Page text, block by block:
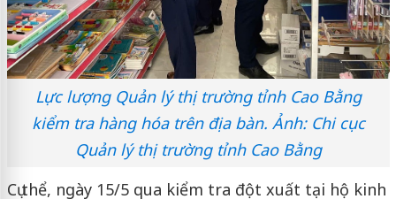
Lực lượng Quản lý thị trường tỉnh Cao Bằng
kiểm tra hàng hóa trên địa bàn. Ảnh: Chi cục
Quản lý thị trường tỉnh Cao Bằng
Cụ thể, ngày 15/5 qua kiểm tra đột xuất tại hộ kinh